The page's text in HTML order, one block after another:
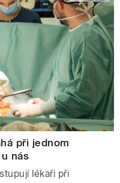
při jednom
nás
lékaři při